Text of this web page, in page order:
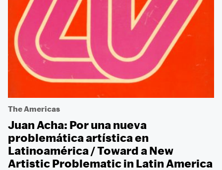
The Americas
Juan Acha: Por una nueva
problemática artística en
Latinoamérica / Toward a New
Artistic Problematic in Latin America